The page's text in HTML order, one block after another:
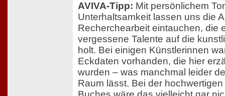
AVIVA-Tipp: Mit persönlichem
Unterhaltsamkeit lassen uns die
Recherchearbeit eintauchen, die
vergessene Talente auf die
holt. Bei einigen Künstlerinnen
Eckdaten vorhanden, die hier
wurden – was manchmal leider
Raum lässt. Bei der